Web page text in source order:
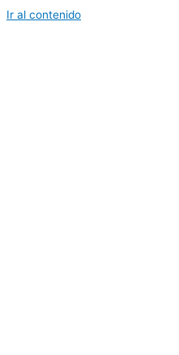
Ir al contenido